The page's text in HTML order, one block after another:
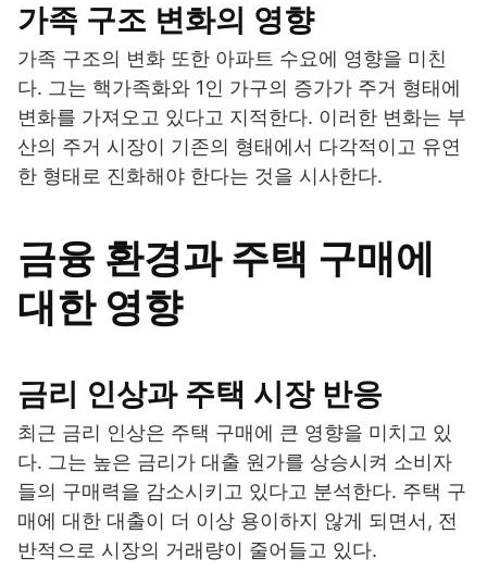
가족 구조 변화의 영향
가족 구조의 변화 또한 아파트 수요에 영향을 미친
다. 그는 핵가족화와 1인 가구의 증가가 주거 형태에
변화를 가져오고 있다고 지적한다. 이러한 변화는 부
산의 주거 시장이 기존의 형태에서 다각적이고 유연
한 형태로 진화해야 한다는 것을 시사한다.
금융 환경과 주택 구매에
대한 영향
금리 인상과 주택 시장 반응
최근 금리 인상은 주택 구매에 큰 영향을 미치고 있
다. 그는 높은 금리가 대출 원가를 상승시켜 소비자
들의 구매력을 감소시키고 있다고 분석한다. 주택 구
매에 대한 대출이 더 이상 용이하지 않게 되면서, 전
반적으로 시장의 거래량이 줄어들고 있다.